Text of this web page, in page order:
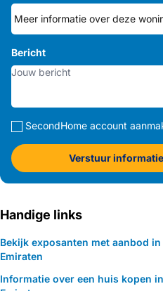
Bericht
SecondHome account
Verstuur
Handige links
Bekijk exposanten met aanbod
Emiraten
Informatie over een huis kopen